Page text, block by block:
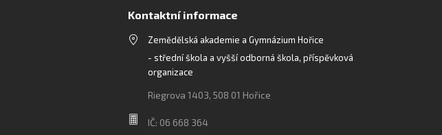
Kontaktní informace
Zemědělská akademie a Gymnázium Hořice
- střední škola a vyšší odborná škola, příspěvková
organizace
Riegrova 1403, 508 01 Hořice
IČ: 06 668 364